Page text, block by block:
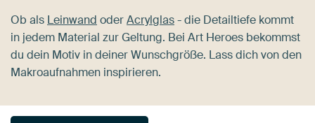
Ob als Leinwand oderAcrylglas- die Detailtiefe kommt
in jedem Material zur Geltung. Bei Art Heroes bekommst
du dein Motiv in deiner Wunschgröße. Lass dich von den
Makroaufnahmen inspirieren.